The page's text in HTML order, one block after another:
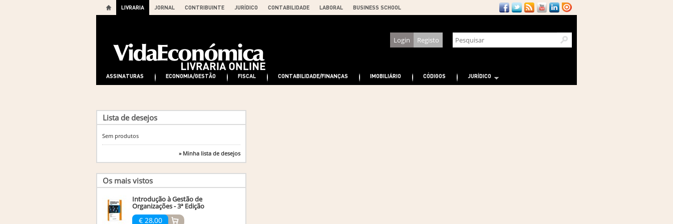
LIVRARIA JORNAL CONTRIBUINTE JURÍDICO CONTABILIDADE LABORAL BUSINESS SCHOOL
Login Registo
ASSINATURAS ECONOMIA/GESTÃO FISCAL CONTABILIDADE/FINANÇAS IMOBILIÁRIO CÓDIGOS JURÍDICO
Lista de desejos
Sem produtos
» Minha lista de desejos
Os mais vistos
Introdução à Gestão de
Organizações - 3ª Edição
€ 28,00